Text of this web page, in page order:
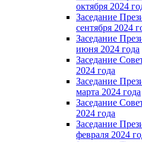
октября 2024
Заседание
сентября 2024
Заседание
июня 2024 года
Заседание
2024 года
Заседание
марта 2024 года
Заседание
2024 года
Заседание
февраля 2024